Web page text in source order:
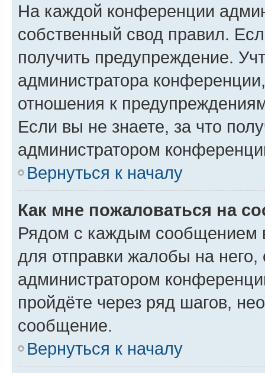
На каждой конференции
собственный свод правил.
получить предупреждение.
администратора
отношения к
Если вы не знаете, за что
администратором
Вернуться к началу
Как мне пожаловаться на
Рядом с каждым сообщением
для отправки жалобы на
администратором
пройдёте через ряд шагов,
сообщение.
Вернуться к началу